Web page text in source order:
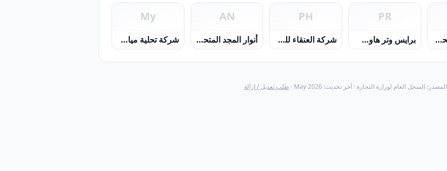
شركة بركاء لتحلية المياه ش م ع ع
PR
برايس وتر هاوس كوبرز ش.م.م
PH
شركة العنقاء للطاقة
AN
أنوار المجد المتحدة للطاقة ش م م
My
شركة تحلية مياة خليج عمان ش م ع م
المصدر: السجل العام لوزارة التجارة · آخر تحديث: May 2026 · طلب تعديل / إزالة